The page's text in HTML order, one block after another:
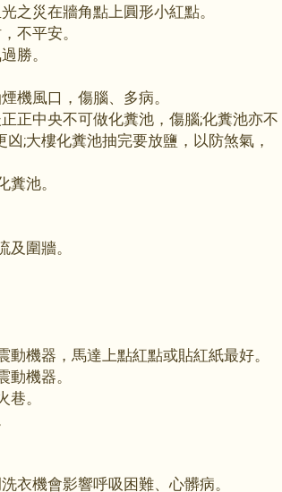
之災在牆角點上圓形小紅點。
不平安。
勝。
機風口，傷腦、多病。
正中央不可做化糞池，傷腦;化糞池亦不
;大樓化糞池抽完要放鹽，以防煞氣，
池。
圍牆。
機器，馬達上點紅點或貼紅紙最好。
機器。
。
衣機會影響呼吸困難、心髒病。